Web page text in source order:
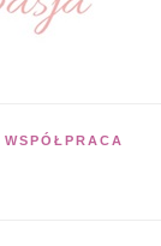
WSPÓŁPRACA